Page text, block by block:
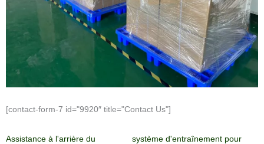
[contact-form-7 id="9920″ title="Contact Us"]
Assistance à l'arrière du
système d'entraînement pour